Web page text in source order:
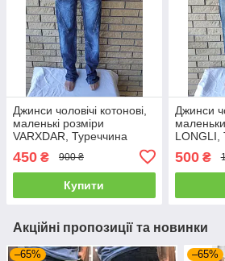
Джинси чоловічі котонові,
маленькі розміри
VARXDAR, Туреччина
450 ₴ 900 ₴
Купити
Джинси
LONGLI,
500₴
Акційні пропозиції та новинки
–65% –65%